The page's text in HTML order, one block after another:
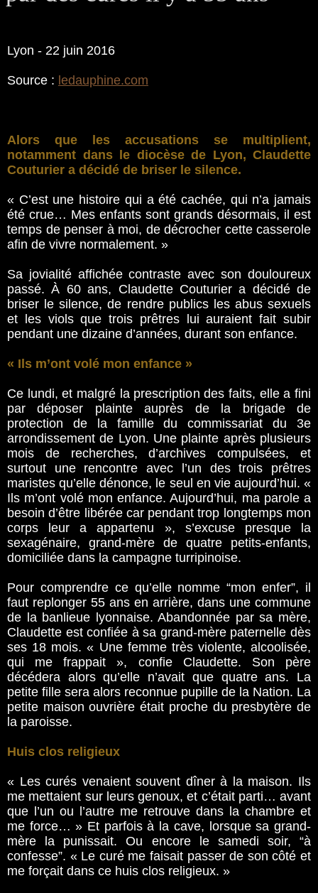
Lyon - 22 juin 2016
Source : ledauphine.com
Alors que les accusations se multiplient,
notamment dans le diocèse de Lyon, Claudette
Couturier a décidé de briser le silence.
« C’est une histoire qui a été cachée, qui n’a jamais
été crue… Mes enfants sont grands désormais, il est
temps de penser à moi, de décrocher cette casserole
afin de vivre normalement. »
Sa jovialité affichée contraste avec son douloureux
passé. À 60 ans, Claudette Couturier a décidé de
briser le silence, de rendre publics les abus sexuels
et les viols que trois prêtres lui auraient fait subir
pendant une dizaine d’années, durant son enfance.
« Ils m’ont volé mon enfance »
Ce lundi, et malgré la prescription des faits, elle a fini
par déposer plainte auprès de la brigade de
protection de la famille du commissariat du 3e
arrondissement de Lyon. Une plainte après plusieurs
mois de recherches, d’archives compulsées, et
surtout une rencontre avec l’un des trois prêtres
maristes qu’elle dénonce, le seul en vie aujourd’hui. «
Ils m’ont volé mon enfance. Aujourd’hui, ma parole a
besoin d’être libérée car pendant trop longtemps mon
corps leur a appartenu », s’excuse presque la
sexagénaire, grand-mère de quatre petits-enfants,
domiciliée dans la campagne turripinoise.
Pour comprendre ce qu’elle nomme “mon enfer”, il
faut replonger 55 ans en arrière, dans une commune
de la banlieue lyonnaise. Abandonnée par sa mère,
Claudette est confiée à sa grand-mère paternelle dès
ses 18 mois. « Une femme très violente, alcoolisée,
qui me frappait », confie Claudette. Son père
décédera alors qu’elle n’avait que quatre ans. La
petite fille sera alors reconnue pupille de la Nation. La
petite maison ouvrière était proche du presbytère de
la paroisse.
Huis clos religieux
« Les curés venaient souvent dîner à la maison. Ils
me mettaient sur leurs genoux, et c’était parti… avant
que l’un ou l’autre me retrouve dans la chambre et
me force… » Et parfois à la cave, lorsque sa grand-
mère la punissait. Ou encore le samedi soir, “à
confesse”. « Le curé me faisait passer de son côté et
me forçait dans ce huis clos religieux. »